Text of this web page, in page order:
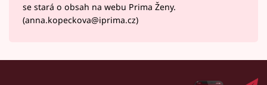
se stará o obsah na webu Prima Ženy.
(anna.kopeckova@iprima.cz)